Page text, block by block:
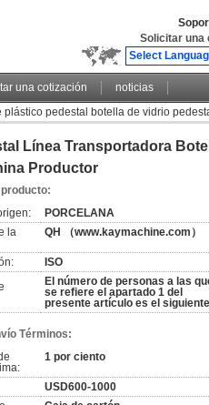
Solicitar una
Select
una cotización
noticias
plástico pedestal botella de vidrio
Línea Transportadora
Productor
PORCELANA
la
QH （www.kaymachine.com）
ISO
El número de personas a las
se refiere el apartado 1 del
presente artículo es el
Términos:
1 por ciento
USD600-1000